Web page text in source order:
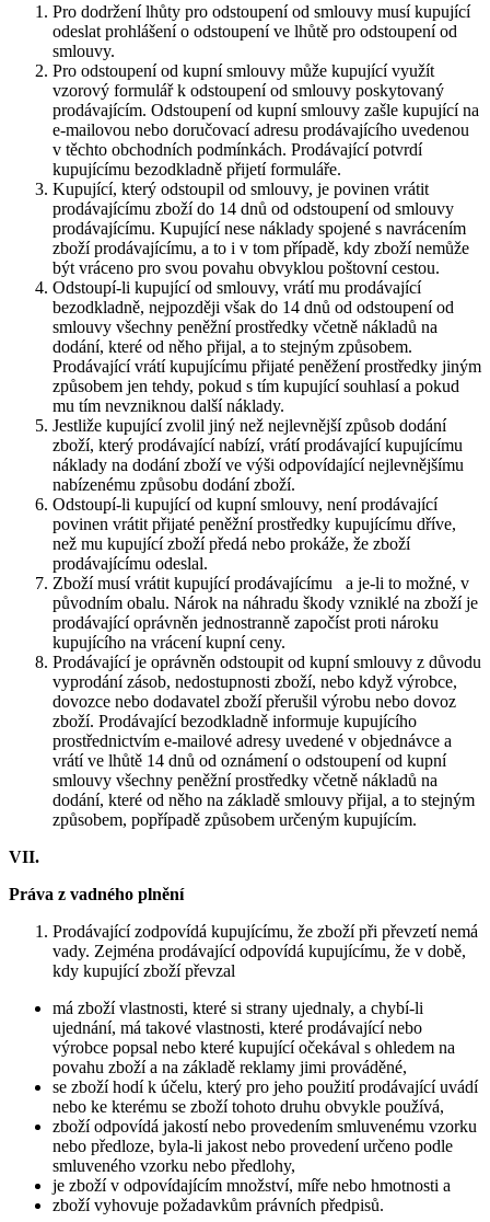
Pro dodržení lhůty pro odstoupení od smlouvy musí kupující
odeslat prohlášení o odstoupení ve lhůtě pro odstoupení od
smlouvy.
Pro odstoupení od kupní smlouvy může kupující využít
vzorový formulář k odstoupení od smlouvy poskytovaný
prodávajícím. Odstoupení od kupní smlouvy zašle kupující na
e-mailovou nebo doručovací adresu prodávajícího uvedenou
v těchto obchodních podmínkách. Prodávající potvrdí
kupujícímu bezodkladně přijetí formuláře.
Kupující, který odstoupil od smlouvy, je povinen vrátit
prodávajícímu zboží do 14 dnů od odstoupení od smlouvy
prodávajícímu. Kupující nese náklady spojené s navrácením
zboží prodávajícímu, a to i v tom případě, kdy zboží nemůže
být vráceno pro svou povahu obvyklou poštovní cestou.
Odstoupí-li kupující od smlouvy, vrátí mu prodávající
bezodkladně, nejpozději však do 14 dnů od odstoupení od
smlouvy všechny peněžní prostředky včetně nákladů na
dodání, které od něho přijal, a to stejným způsobem.
Prodávající vrátí kupujícímu přijaté peněžení prostředky jiným
způsobem jen tehdy, pokud s tím kupující souhlasí a pokud
mu tím nevzniknou další náklady.
Jestliže kupující zvolil jiný než nejlevnější způsob dodání
zboží, který prodávající nabízí, vrátí prodávající kupujícímu
náklady na dodání zboží ve výši odpovídající nejlevnějšímu
nabízenému způsobu dodání zboží.
Odstoupí-li kupující od kupní smlouvy, není prodávající
povinen vrátit přijaté peněžní prostředky kupujícímu dříve,
než mu kupující zboží předá nebo prokáže, že zboží
prodávajícímu odeslal.
Zboží musí vrátit kupující prodávajícímu a je-li to možné, v
původním obalu. Nárok na náhradu škody vzniklé na zboží je
prodávající oprávněn jednostranně započíst proti nároku
kupujícího na vrácení kupní ceny.
Prodávající je oprávněn odstoupit od kupní smlouvy z důvodu
vyprodání zásob, nedostupnosti zboží, nebo když výrobce,
dovozce nebo dodavatel zboží přerušil výrobu nebo dovoz
zboží. Prodávající bezodkladně informuje kupujícího
prostřednictvím e-mailové adresy uvedené v objednávce a
vrátí ve lhůtě 14 dnů od oznámení o odstoupení od kupní
smlouvy všechny peněžní prostředky včetně nákladů na
dodání, které od něho na základě smlouvy přijal, a to stejným
způsobem, popřípadě způsobem určeným kupujícím.
VII.
Práva z vadného plnění
Prodávající zodpovídá kupujícímu, že zboží při převzetí nemá
vady. Zejména prodávající odpovídá kupujícímu, že v době,
kdy kupující zboží převzal
má zboží vlastnosti, které si strany ujednaly, a chybí-li
ujednání, má takové vlastnosti, které prodávající nebo
výrobce popsal nebo které kupující očekával s ohledem na
povahu zboží a na základě reklamy jimi prováděné,
se zboží hodí k účelu, který pro jeho použití prodávající uvádí
nebo ke kterému se zboží tohoto druhu obvykle používá,
zboží odpovídá jakostí nebo provedením smluvenému vzorku
nebo předloze, byla-li jakost nebo provedení určeno podle
smluveného vzorku nebo předlohy,
je zboží v odpovídajícím množství, míře nebo hmotnosti a
zboží vyhovuje požadavkům právních předpisů.